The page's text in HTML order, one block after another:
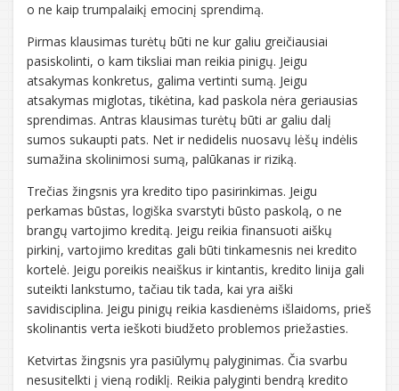
o ne kaip trumpalaikį emocinį sprendimą.
Pirmas klausimas turėtų būti ne kur galiu greičiausiai
pasiskolinti, o kam tiksliai man reikia pinigų. Jeigu
atsakymas konkretus, galima vertinti sumą. Jeigu
atsakymas miglotas, tikėtina, kad paskola nėra geriausias
sprendimas. Antras klausimas turėtų būti ar galiu dalį
sumos sukaupti pats. Net ir nedidelis nuosavų lėšų indėlis
sumažina skolinimosi sumą, palūkanas ir riziką.
Trečias žingsnis yra kredito tipo pasirinkimas. Jeigu
perkamas būstas, logiška svarstyti būsto paskolą, o ne
brangų vartojimo kreditą. Jeigu reikia finansuoti aiškų
pirkinį, vartojimo kreditas gali būti tinkamesnis nei kredito
kortelė. Jeigu poreikis neaiškus ir kintantis, kredito linija gali
suteikti lankstumo, tačiau tik tada, kai yra aiški
savidisciplina. Jeigu pinigų reikia kasdienėms išlaidoms, prieš
skolinantis verta ieškoti biudžeto problemos priežasties.
Ketvirtas žingsnis yra pasiūlymų palyginimas. Čia svarbu
nesusitelkti į vieną rodiklį. Reikia palyginti bendrą kredito